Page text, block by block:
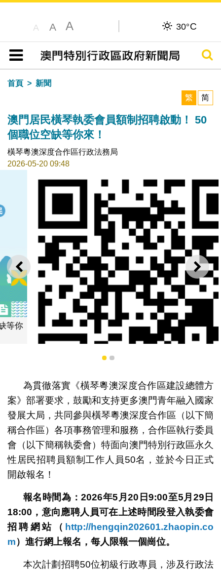
A A A 30°C
目錄
搜尋
首頁
新聞
繁
简
澳門居民橫琴執委會員額制招聘啟動！ 50
個職位空缺等你來！
橫琴粵澳深度合作區行政法務局
2026-05-20 09:48
上一則 下一
“報名通道”網址二維碼
1 2
為貫徹落實《橫琴粵澳深度合作區建設總體方
案》部署要求，鼓勵和支持更多澳門青年融入國家
發展大局，共同參與橫琴粵澳深度合作區（以下簡
稱合作區）各項事務管理和服務，合作區執行委員
會（以下簡稱執委會）特面向澳門特別行政區永久
性居民招聘員額制工作人員50名，並於今日正式
開啟報名！
報名時間為：2026年5月20日9:00至5月29日
18:00， 意向應聘人員可在上述時間段登入執委會
招聘網站（ http://hengqin202601.zhaopin.co
m）進行網上報名，每人限報一個崗位。
本次計劃招聘50位初級行政專員，涉及行政法